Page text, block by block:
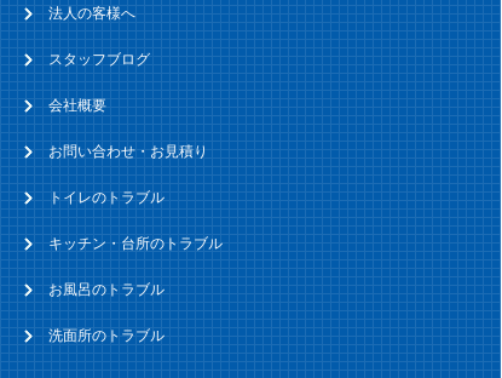
法人の客様へ
スタッフブログ
会社概要
お問い合わせ・お見積り
トイレのトラブル
キッチン・台所のトラブル
お風呂のトラブル
洗面所のトラブル